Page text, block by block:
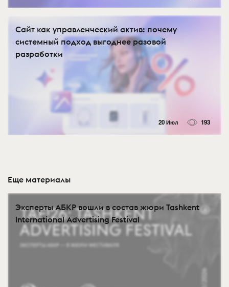
Сайт как управленческий актив: почему
системный подход выгоднее разовой
разработки
20 Июл 193
Еще материалы
Эксперты АБКР вошли в состав жюри Tashkent
International Advertising Festival